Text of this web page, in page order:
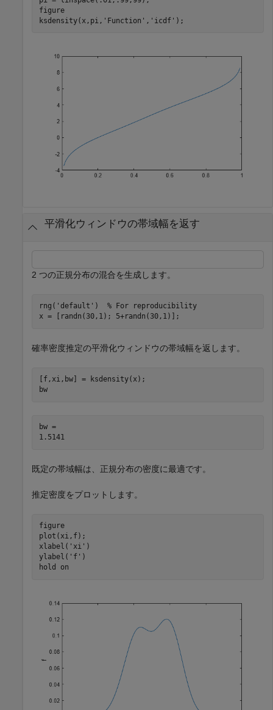
figure
ksdensity(x,pi, 'Function' , 'icdf' );
平滑化ウィンドウの帯域幅を返す
2 つの正規分布の混合を生成します。
rng( 'default' ) % For reproducibility
x = [randn(30,1); 5+randn(30,1)];
確率密度推定の平滑化ウィンドウの帯域幅を返します。
[f,xi,bw] = ksdensity(x);
bw
bw =
1.5141
既定の帯域幅は、正規分布の密度に最適です。
推定密度をプロットします。
figure
plot(xi,f);
xlabel( 'xi' )
ylabel( 'f' )
hold
on